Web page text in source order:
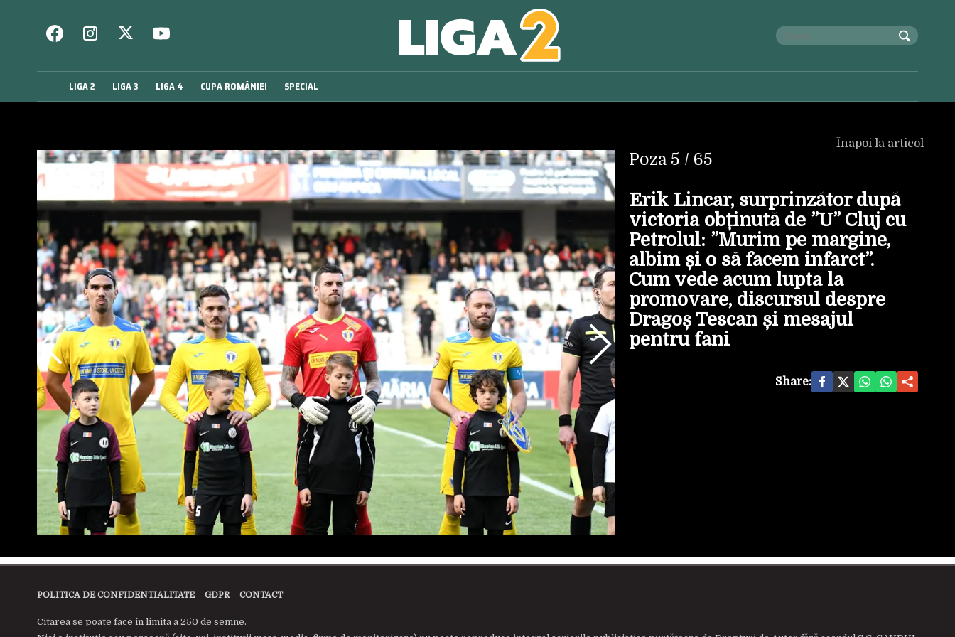
LIGA 2 LIGA 3 LIGA 4 CUPA ROMÂNIEI SPECIAL
Înapoi la articol
Poza 5 / 65
Erik Lincar, surprinzător după
victoria obținută de ”U” Cluj cu
Petrolul: ”Murim pe margine,
albim și o să facem infarct”.
Cum vede acum lupta la
promovare, discursul despre
Dragoș Tescan și mesajul
pentru fani
Share:
POLITICA DE CONFIDENTIALITATE GDPR CONTACT
Citarea se poate face în limita a 250 de semne.